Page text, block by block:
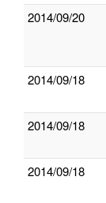
2014/09/20
2014/09/18
2014/09/18
2014/09/18